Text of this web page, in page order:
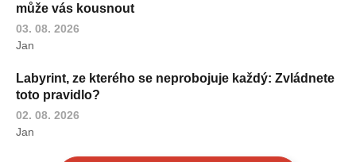
může vás kousnout
03. 08. 2026
Jan
Labyrint, ze kterého se neprobojuje každý: Zvládnete
toto pravidlo?
02. 08. 2026
Jan